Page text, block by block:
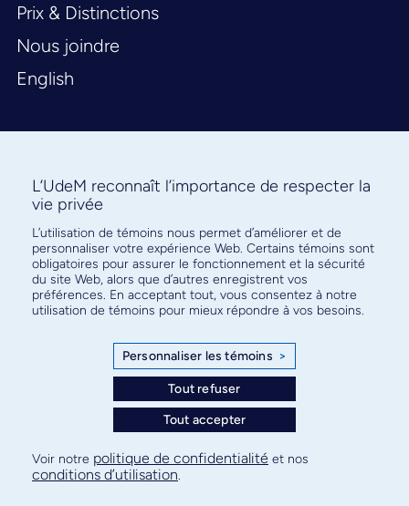
Prix & Distinctions
Nous joindre
English
Abonnez-vous à notre infolettre
pour connaître l’actualité facultaire
Plan de site
Confidentialité
L’UdeM reconnaît l’importance de respecter la
vie privée
L’utilisation de témoins nous permet d’améliorer et de
personnaliser votre expérience Web. Certains témoins sont
obligatoires pour assurer le fonctionnement et la sécurité
du site Web, alors que d’autres enregistrent vos
préférences. En acceptant tout, vous consentez à notre
utilisation de témoins pour mieux répondre à vos besoins.
Personnaliser les témoins >
Tout refuser
Tout accepter
Voir notre politique de confidentialité et nos
conditions d’utilisation.